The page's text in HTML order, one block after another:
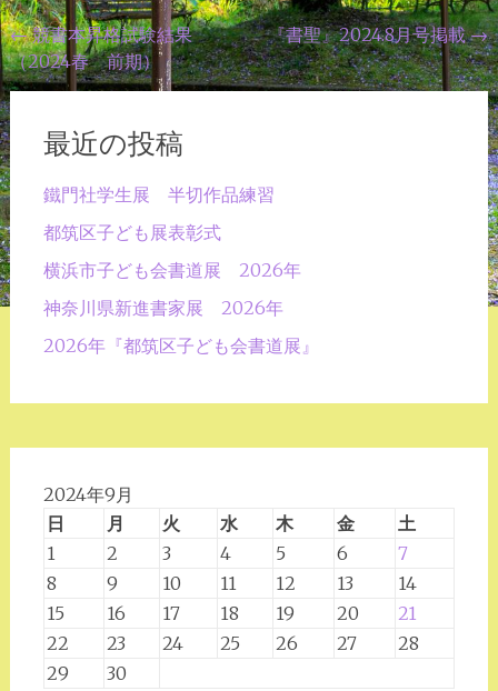
投
稿
ナ
ビ
ゲ
ー
シ
ョ
←競書本昇格試験結果
（2024春 前期）
『書聖』2024.8月号掲載→
最近の投稿
鐵門社学生展 半切作品練習
都筑区子ども展表彰式
横浜市子ども会書道展 2026年
神奈川県新進書家展 2026年
2026年『都筑区子ども会書道展』
2024年9月
日
月 火 水 木 金
土
1
2 3 4 5 6
7
8
9 10 11 12 13
14
15
16 17 18 19 20
21
22
23 24 25 26 27
28
29
30